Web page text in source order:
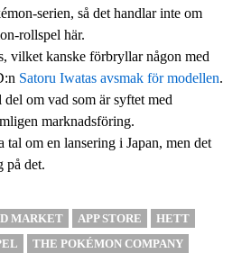
serien, så det handlar inte om
rollspel här.
vilket kanske förbryllar någon med
Satoru Iwatas avsmak för modellen.
del om vad som är syftet med
marknadsföring.
tal om en lansering i Japan, men det
på det.
MARKET APP STORE
HETT
THE POKÉMON COMPANY